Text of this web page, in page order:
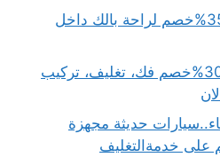
نقل عفش داخل جده بـ35%خصم لراحة بالك داخل
سيارة نقل عفش مكة بـ30%خصم فك، تغليف، تركيب
حديثة مجهزة